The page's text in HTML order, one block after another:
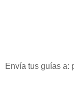
Envía tus guías a: